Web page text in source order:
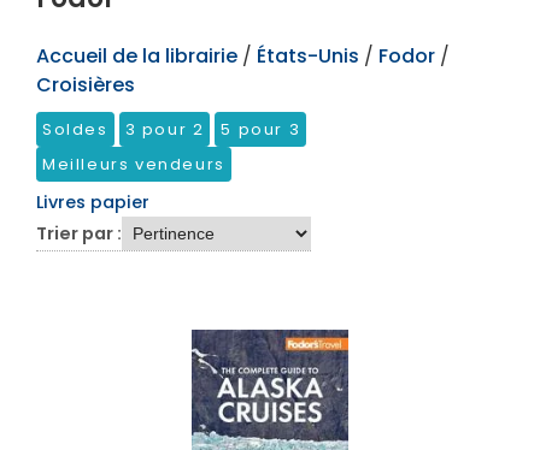
Accueil de la librairie / États-Unis / Fodor /
Croisières
Soldes 3 pour 2
5 pour 3
Meilleurs vendeurs
Livres papier
Trier par :